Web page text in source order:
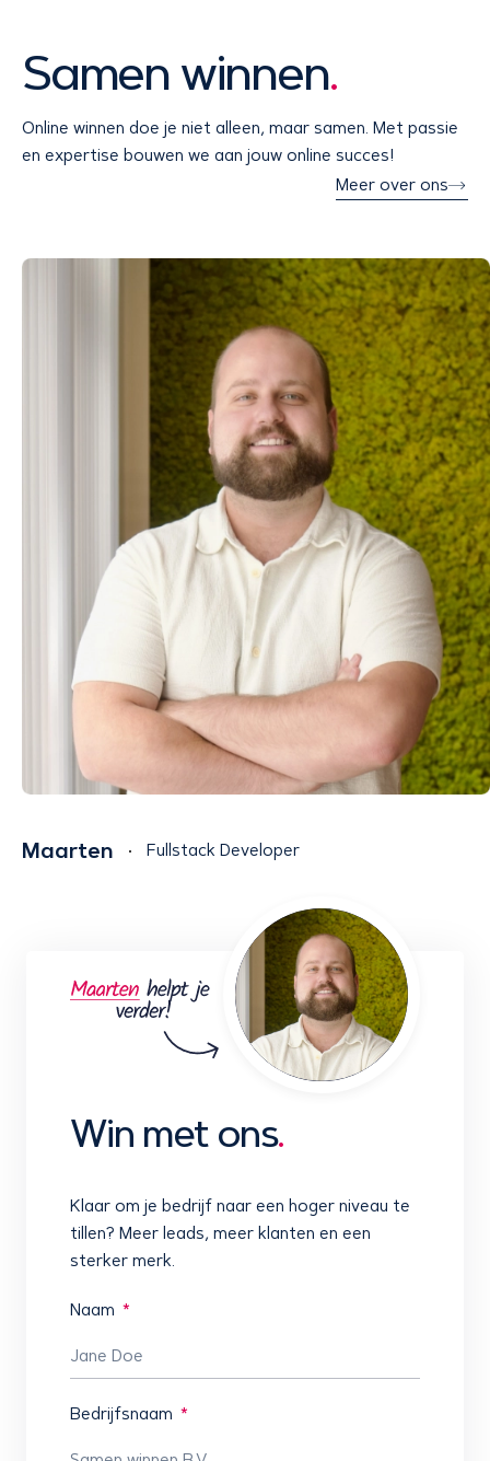
Samen winnen.
Online winnen doe je niet alleen, maar samen. Met passie
en expertise bouwen we aan jouw online succes!
Meer over ons
Maarten Fullstack Developer
Win met ons.
Klaar om je bedrijf naar een hoger niveau te
tillen? Meer leads, meer klanten en een
sterker merk.
Naam
Bedrijfsnaam